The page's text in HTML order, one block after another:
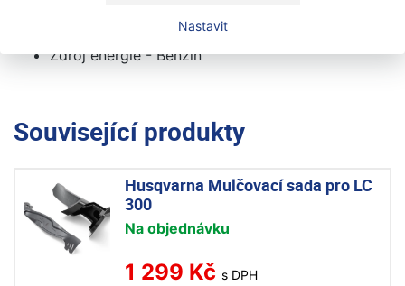
Nastavit
Zdroj energie - Benzin
Související produkty
Husqvarna Mulčovací sada pro LC
300
Na objednávku
1 299 Kč s DPH